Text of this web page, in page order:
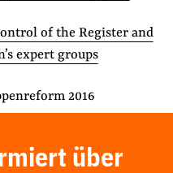
of the Register and
expert groups
2016
über